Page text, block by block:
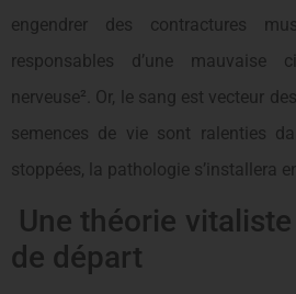
engendrer des contractures
responsables d’une mauvaise
nerveuse². Or, le sang est vecteur
semences de vie sont ralenties
stoppées, la pathologie s’installera
Une théorie
de départ